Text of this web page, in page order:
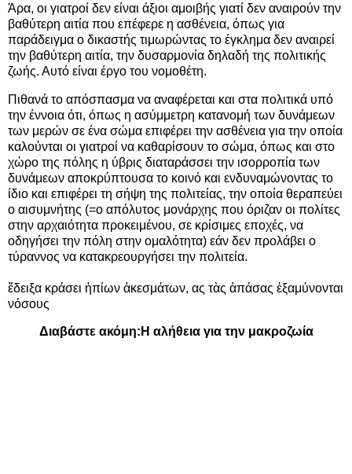
Άρα, οι γιατροί δεν είναι άξιοι αμοιβής γιατί δεν αναιρούν την
βαθύτερη αιτία που επέφερε η ασθένεια, όπως για
παράδειγμα ο δικαστής τιμωρώντας το έγκλημα δεν αναιρεί
την βαθύτερη αιτία, την δυσαρμονία δηλαδή της πολιτικής
ζωής. Αυτό είναι έργο του νομοθέτη.
Πιθανά το απόσπασμα να αναφέρεται και στα πολιτικά υπό
την έννοια ότι, όπως η ασύμμετρη κατανομή των δυνάμεων
των μερών σε ένα σώμα επιφέρει την ασθένεια για την οποία
καλούνται οι γιατροί να καθαρίσουν το σώμα, όπως και στο
χώρο της πόλης η ύβρις διαταράσσει την ισορροπία των
δυνάμεων αποκρύπτουσα το κοινό και ενδυναμώνοντας το
ίδιο και επιφέρει τη σήψη της πολιτείας, την οποία θεραπεύει
ο αισυμνήτης (=ο απόλυτος μονάρχης που όριζαν οι πολίτες
στην αρχαιότητα προκειμένου, σε κρίσιμες εποχές, να
οδηγήσει την πόλη στην ομαλότητα) εάν δεν προλάβει ο
τύραννος να κατακρεουργήσει την πολιτεία.
ἔδειξα κράσει ἠπίων ἀκεσμάτων, ας τὰς ἁπάσας ἐξαμύνονται
νόσους
Διαβάστε ακόμη: Η αλήθεια για την μακροζωία